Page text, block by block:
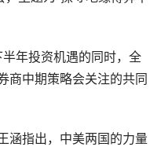
年投资机遇的同时，全
商中期策略会关注的共同
指出，中美两国的力量